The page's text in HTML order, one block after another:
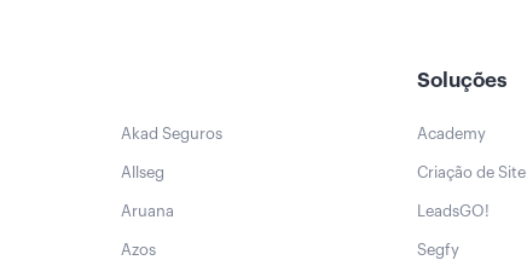
Akad Seguros
Allseg
Aruana
Azos
Soluções
Academy
Criação de Site
LeadsGO!
Segfy